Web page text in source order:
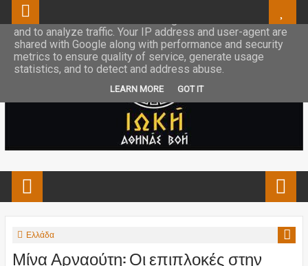
Ελλάδα
Μίνα Αρναούτη: Οι επιπλοκές στην
This site uses cookies from Google to deliver its services
and to analyze traffic. Your IP address and user-agent are
shared with Google along with performance and security
metrics to ensure quality of service, generate usage
statistics, and to detect and address abuse.
LEARN MORE GOT IT